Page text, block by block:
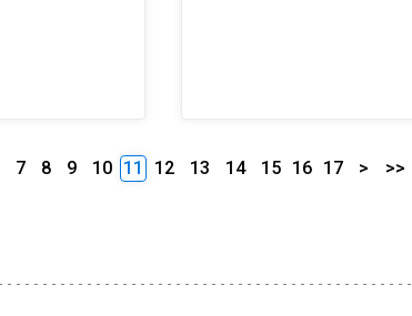
7 8 9 10 11 12 13 14 15 16 17 > >>